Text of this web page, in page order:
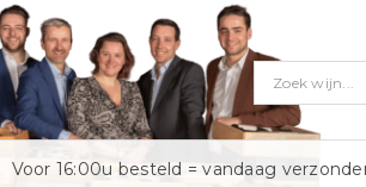
Voor 16:00u besteld = vandaag